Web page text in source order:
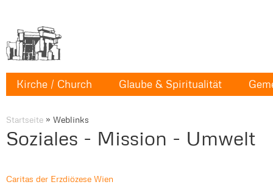
Kirche / Church Glaube & Spiritualität
Startseite » Weblinks
Soziales - Mission - Umwelt
Caritas der Erzdiözese Wien